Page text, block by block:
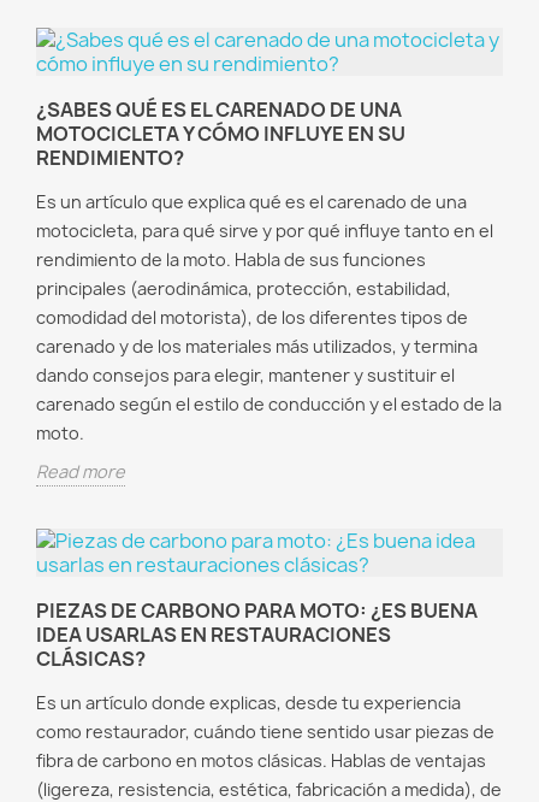
¿SABES QUÉ ES EL CARENADO DE UNA
MOTOCICLETA Y CÓMO INFLUYE EN SU
RENDIMIENTO?
Es un artículo que explica qué es el carenado de una
motocicleta, para qué sirve y por qué influye tanto en el
rendimiento de la moto. Habla de sus funciones
principales (aerodinámica, protección, estabilidad,
comodidad del motorista), de los diferentes tipos de
carenado y de los materiales más utilizados, y termina
dando consejos para elegir, mantener y sustituir el
carenado según el estilo de conducción y el estado de la
moto.
Read more
PIEZAS DE CARBONO PARA MOTO: ¿ES BUENA
IDEA USARLAS EN RESTAURACIONES
CLÁSICAS?
Es un artículo donde explicas, desde tu experiencia
como restaurador, cuándo tiene sentido usar piezas de
fibra de carbono en motos clásicas. Hablas de ventajas
(ligereza, resistencia, estética, fabricación a medida), de